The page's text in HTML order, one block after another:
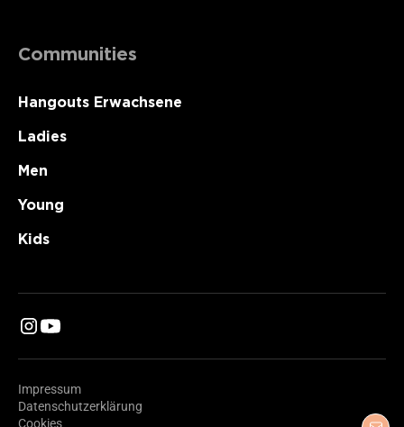
Communities
Hangouts Erwachsene
Ladies
Men
Young
Kids
Impressum
Datenschutzerklärung
Cookies